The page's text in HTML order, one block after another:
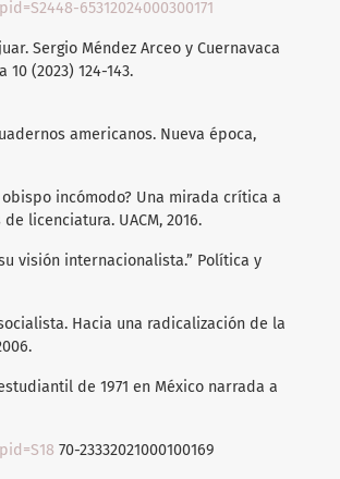
65312024000300171
Sergio Méndez Arceo y Cuernavaca
(2023) 124-143.
americanos. Nueva época,
obispo incómodo? Una mirada crítica a
licenciatura. UACM, 2016.
visión internacionalista.” Política y
Hacia una radicalización de la
de 1971 en México narrada a
70-23332021000100169